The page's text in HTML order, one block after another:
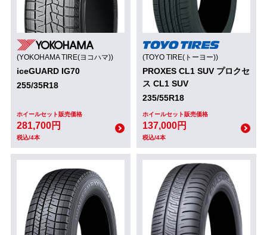
(YOKOHAMA TIRE(ヨコハマ))
iceGUARD IG70
255/35R18
ホイールセット販売価格
281,700円
税込/4本
(TOYO TIRE(トーヨー))
PROXES CL1 SUV プロクセ
ス CL1 SUV
235/55R18
ホイールセット販売価格
137,000円
税込/4本